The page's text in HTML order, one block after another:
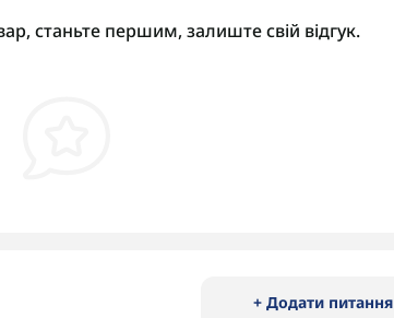
станьте першим, залиште свій відгук.
+ Додати питання